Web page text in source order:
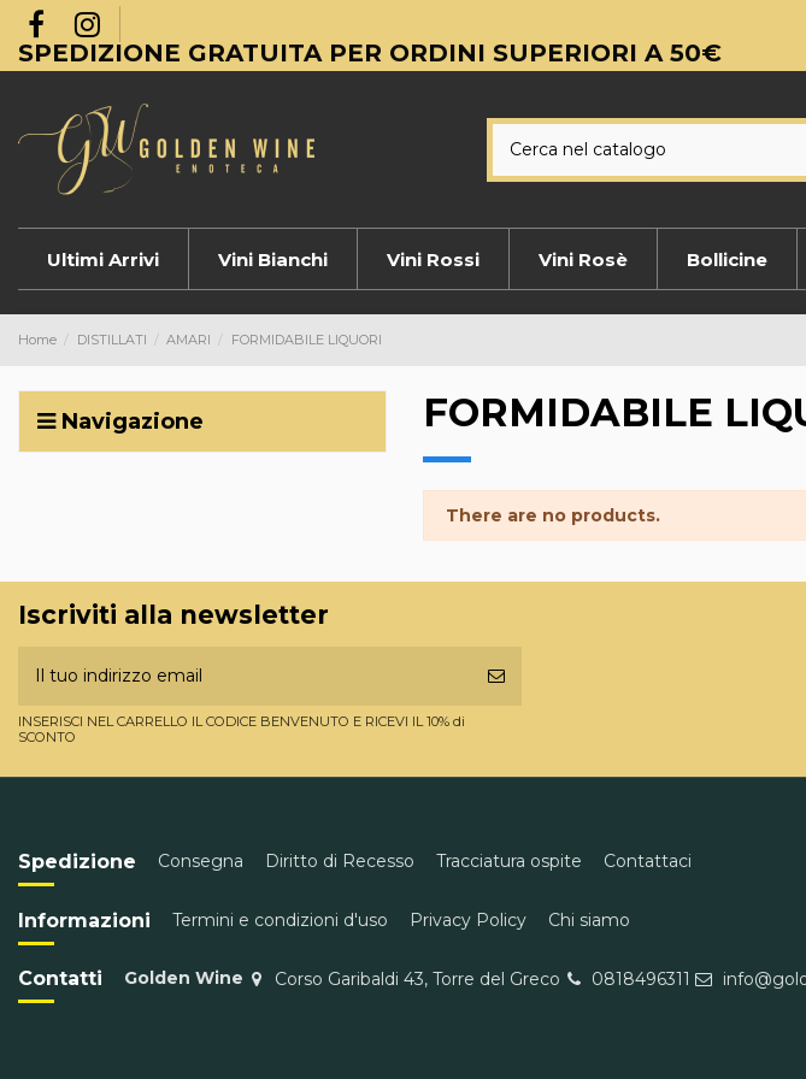
SPEDIZIONE GRATUITA PER ORDINI SUPERIORI A 50€
Ultimi Arrivi Vini Bianchi Vini Rossi Vini Rosè Bollicine
Home DISTILLATI AMARI FORMIDABILE LIQUORI
FORMIDABILE
There are no products.
Navigazione
Iscriviti alla newsletter
INSERISCI NEL CARRELLO IL CODICE BENVENUTO E RICEVI IL 10% di
SCONTO
Spedizione Consegna Diritto di Recesso Tracciatura ospite Contattaci
Informazioni Termini e condizioni d'uso Privacy Policy Chi siamo
Contatti Golden Wine Corso Garibaldi 43, Torre del Greco 0818496311